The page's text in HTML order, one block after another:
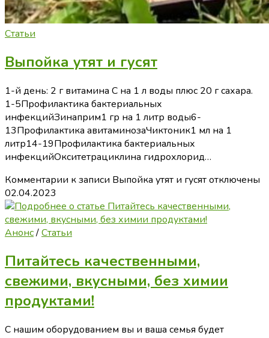
Статьи
Выпойка утят и гусят
1-й день: 2 г витамина C на 1 л воды плюс 20 г сахара.
1-5Профилактика бактериальных
инфекцийЗинаприм1 гр на 1 литр воды6-
13Профилактика авитаминозаЧиктоник1 мл на 1
литр14-19Профилактика бактериальных
инфекцийОкситетрациклина гидрохлорид…
Комментарии к записи Выпойка утят и гусятотключены
02.04.2023
Анонс/Статьи
Питайтесь качественными,
свежими, вкусными, без химии
продуктами!
С нашим оборудованием вы и ваша семья будет